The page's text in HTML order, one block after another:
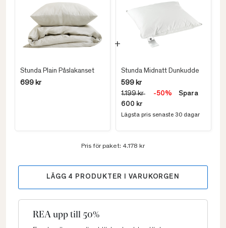
Stunda Plain Påslakanset
699 kr
Stunda Midnatt Dunkudde
599 kr
1.199 kr
-50%
Spara
600 kr
Lägsta pris senaste 30 dagar
Pris för paket: 4.178 kr
LÄGG 4 PRODUKTER I VARUKORGEN
REA upp till 50%